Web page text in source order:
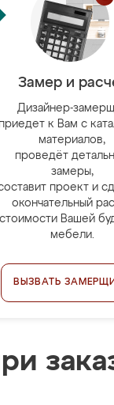
Замер и
Дизайнер-
приедет к Вам с
материалов,
проведёт
замеры,
проект и
окончательный
стоимости Вашей
мебели.
ВЫЗВАТЬ